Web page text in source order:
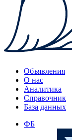
Объявления
О нас
Аналитика
Справочник
База данных
ФБ